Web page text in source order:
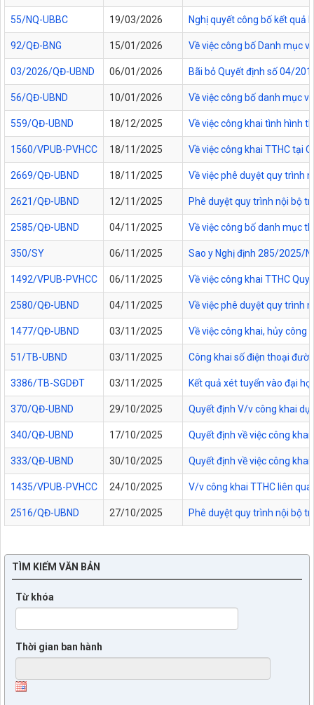
55/NQ-UBBC 19/03/2026 Nghị quyết công bố kết quả
92/QĐ-BNG 15/01/2026 Về việc công bố Danh mục
03/2026/QĐ-UBND 06/01/2026 Bãi bỏ Quyết định số 04/
56/QĐ-UBND 10/01/2026 Về việc công bố danh mục
559/QĐ-UBND 18/12/2025 Về việc công khai tình hình
1560/VPUB-PVHCC 18/11/2025 Về việc công khai TTHC tại
2669/QĐ-UBND 18/11/2025 Về việc phê duyệt quy trình
2621/QĐ-UBND 12/11/2025 Phê duyệt quy trình nội bộ
2585/QĐ-UBND 04/11/2025 Về việc công bố danh mục
350/SY 06/11/2025 Sao y Nghị định 285/2025/
1492/VPUB-PVHCC 06/11/2025 Về việc công khai TTHC
2580/QĐ-UBND 04/11/2025 Về việc phê duyệt quy trình
1477/QĐ-UBND 03/11/2025 Về việc công khai, hủy công
51/TB-UBND 03/11/2025 Công khai số điện thoại
3386/TB-SGDĐT 03/11/2025 Kết quả xét tuyển vào đại
370/QĐ-UBND 29/10/2025 Quyết định V/v công khai
340/QĐ-UBND 17/10/2025 Quyết định về việc công
333/QĐ-UBND 30/10/2025 Quyết định về việc công
1435/VPUB-PVHCC 24/10/2025 V/v công khai TTHC liên
2516/QĐ-UBND 27/10/2025 Phê duyệt quy trình nội bộ
TÌM KIẾM VĂN BẢN
Từ khóa
Thời gian ban hành